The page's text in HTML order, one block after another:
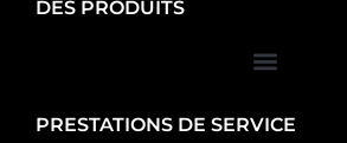
DES PRODUITS
PRESTATIONS DE SERVICE